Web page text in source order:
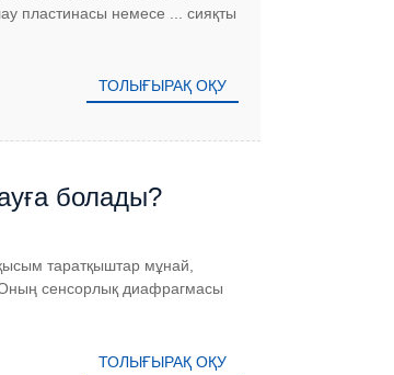
пластинасы немесе ... сияқты
ТОЛЫҒЫРАҚ ОҚУ
болады?
қысым таратқыштар мұнай,
сенсорлық диафрагмасы
ТОЛЫҒЫРАҚ ОҚУ